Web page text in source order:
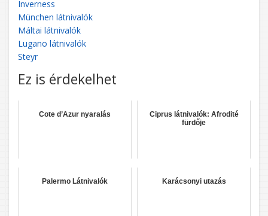
Inverness
München látnivalók
Máltai látnivalók
Lugano látnivalók
Steyr
Ez is érdekelhet
Cote d’Azur nyaralás
Ciprus látnivalók: Afrodité
fürdője
Palermo Látnivalók Karácsonyi utazás